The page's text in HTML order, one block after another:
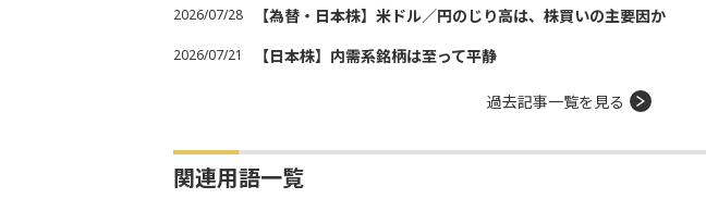
2026/07/28 【為替・日本株】米ドル／円のじり高は、株買いの主要因か
2026/07/21 【日本株】内需系銘柄は至って平静
過去記事一覧を見る
関連用語一覧